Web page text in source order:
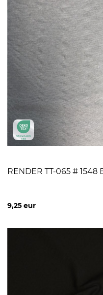
RENDER TT-065 # 1548
9,25 eur